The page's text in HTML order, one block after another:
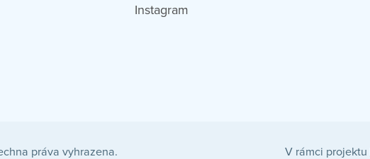
Instagram
práva vyhrazena. V rámci projektu